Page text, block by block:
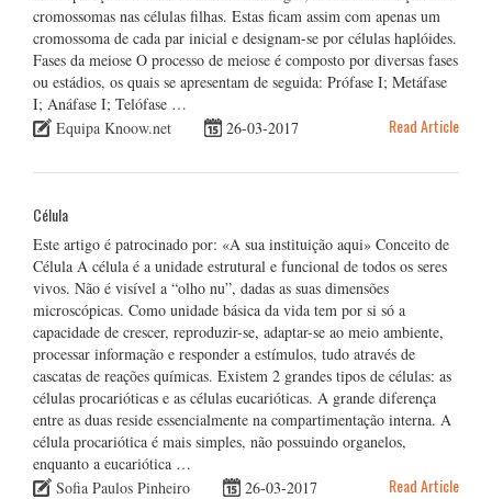
cromossomas nas células filhas. Estas ficam assim com apenas um
cromossoma de cada par inicial e designam-se por células haplóides.
Fases da meiose O processo de meiose é composto por diversas fases
ou estádios, os quais se apresentam de seguida: Prófase I; Metáfase
I; Anáfase I; Telófase …
Equipa Knoow.net
26-03-2017 Read Article
Célula
Este artigo é patrocinado por: «A sua instituição aqui» Conceito de
Célula A célula é a unidade estrutural e funcional de todos os seres
vivos. Não é visível a “olho nu”, dadas as suas dimensões
microscópicas. Como unidade básica da vida tem por si só a
capacidade de crescer, reproduzir-se, adaptar-se ao meio ambiente,
processar informação e responder a estímulos, tudo através de
cascatas de reações químicas. Existem 2 grandes tipos de células: as
células procarióticas e as células eucarióticas. A grande diferença
entre as duas reside essencialmente na compartimentação interna. A
célula procariótica é mais simples, não possuindo organelos,
enquanto a eucariótica …
Sofia Paulos Pinheiro
26-03-2017 Read Article